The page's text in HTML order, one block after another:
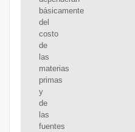
básicamente
del
costo
de
las
materias
primas
y
de
las
fuentes